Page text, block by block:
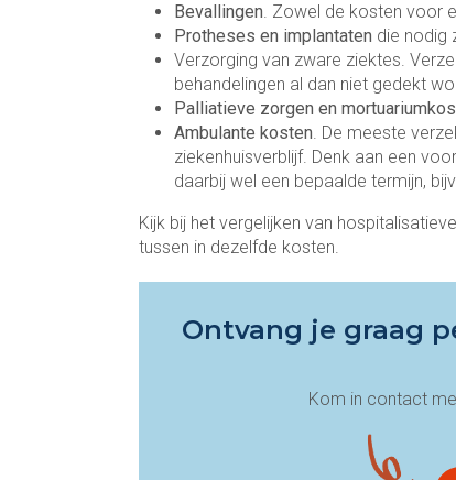
Bevallingen. Zowel de kosten voor
Protheses en implantaten die nodig
Verzorging van zware ziektes.
behandelingen al dan niet gedekt
Palliatieve zorgen en
Ambulante kosten. De meeste
ziekenhuisverblijf. Denk aan een
daarbij wel een bepaalde termijn,
Kijk bij het vergelijken van
tussen in dezelfde kosten.
Ontvang je graag
Kom in contact